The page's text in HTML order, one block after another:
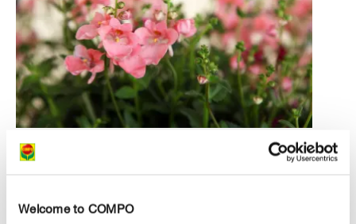
Welcome to COMPO
2. Diascias
diascia ne passe pas pour être une plante de balcon